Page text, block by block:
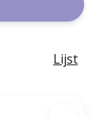
Lijst